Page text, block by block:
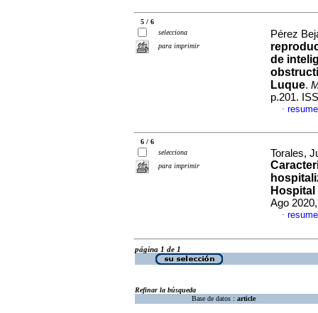
5 / 6
selecciona
para imprimir
Pérez
de
Luque.
p.201.
·
6 / 6
selecciona
para imprimir
Torales,
Ago
·
página 1 de 1
Refinar la búsqueda
Base de datos : article